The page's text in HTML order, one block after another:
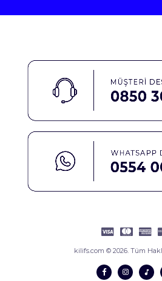
kilifs.com © 2026. Tüm